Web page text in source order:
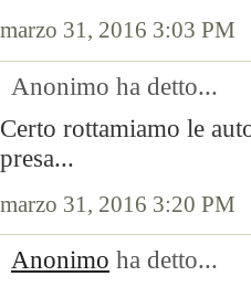
marzo 31, 2016 3:03 PM
Anonimo ha detto...
Certo rottamiamo le
presa...
marzo 31, 2016 3:20 PM
Anonimo ha detto...